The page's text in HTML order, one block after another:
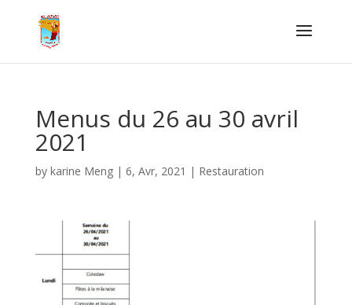
Menus du 26 au 30 avril
2021
by karine Meng| 6, Avr, 2021 | Restauration